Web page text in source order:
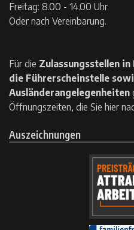
Freitag: 8.00 - 14.00 Uhr
Oder nach Vereinbarung.
Für die Zulassungsstellen
die Führerscheinstelle
Ausländerangelegenheiten
Öffnungszeiten, die Sie hier
Auszeichnungen